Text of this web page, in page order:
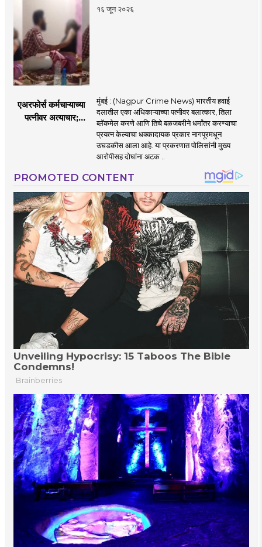
पणतू सात्यकी सावरकर
यांनी न्यायालयात सादर
केला दावा
१६ जून २०२६
एअरफोर्स कर्मचाऱ्याच्या
पत्नीवर अत्याचार;
मुंबई : (Nagpur Crime News) भारतीय हवाई
दलातील एका अधिकाऱ्याच्या पत्नीवर बलात्कार, तिला
ब्लॅकमेल करणे आणि तिचे बळजबरीने धर्मांतर करण्याचा
प्रयत्न केल्याचा धक्कादायक प्रकार नागपूरमधून
उघडकीस आला आहे. या प्रकरणात पोलिसांनी मुख्य
आरोपीसह दोघांना अटक ..